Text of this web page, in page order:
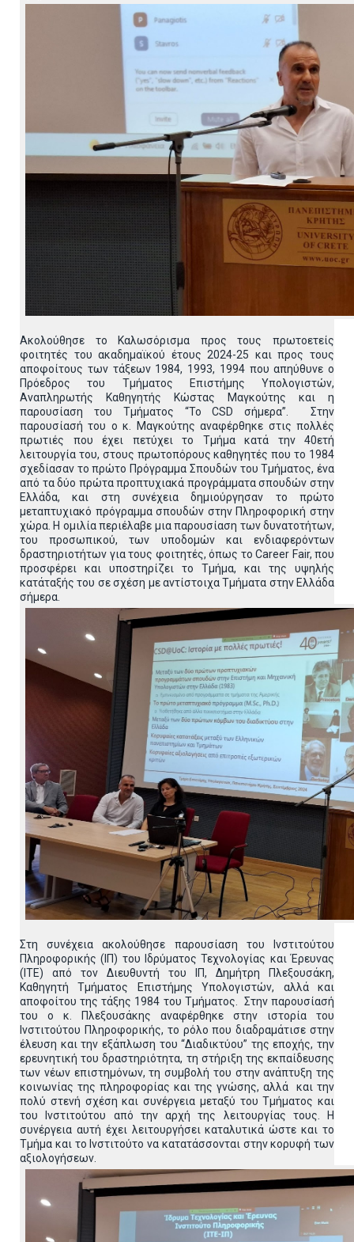
Ακολούθησε το Καλωσόρισμα προς τους πρωτοετείς
φοιτητές του ακαδημαϊκού έτους 2024-25 και προς τους
αποφοίτους των τάξεων 1984, 1993, 1994 που απηύθυνε ο
Πρόεδρος του Τμήματος Επιστήμης Υπολογιστών,
Αναπληρωτής Καθηγητής Κώστας Μαγκούτης και η
παρουσίαση του Τμήματος “Το CSD σήμερα”. Στην
παρουσίασή του ο κ. Μαγκούτης αναφέρθηκε στις πολλές
πρωτιές που έχει πετύχει το Τμήμα κατά την 40ετή
λειτουργία του, στους πρωτοπόρους καθηγητές που το 1984
σχεδίασαν το πρώτο Πρόγραμμα Σπουδών του Τμήματος, ένα
από τα δύο πρώτα προπτυχιακά προγράμματα σπουδών στην
Ελλάδα, και στη συνέχεια δημιούργησαν το πρώτο
μεταπτυχιακό πρόγραμμα σπουδών στην Πληροφορική στην
χώρα. Η ομιλία περιέλαβε μια παρουσίαση των δυνατοτήτων,
του προσωπικού, των υποδομών και ενδιαφερόντων
δραστηριοτήτων για τους φοιτητές, όπως το Career Fair, που
προσφέρει και υποστηρίζει το Τμήμα, και της υψηλής
κατάταξής του σε σχέση με αντίστοιχα Τμήματα στην Ελλάδα
σήμερα.
Στη συνέχεια ακολούθησε παρουσίαση του Ινστιτούτου
Πληροφορικής (ΙΠ) του Ιδρύματος Τεχνολογίας και Έρευνας
(ΙΤΕ) από τον Διευθυντή του ΙΠ, Δημήτρη Πλεξουσάκη,
Καθηγητή Τμήματος Επιστήμης Υπολογιστών, αλλά και
αποφοίτου της τάξης 1984 του Τμήματος. Στην παρουσίασή
του ο κ. Πλεξουσάκης αναφέρθηκε στην ιστορία του
Ινστιτούτου Πληροφορικής, το ρόλο που διαδραμάτισε στην
έλευση και την εξάπλωση του “Διαδικτύου” της εποχής, την
ερευνητική του δραστηριότητα, τη στήριξη της εκπαίδευσης
των νέων επιστημόνων, τη συμβολή του στην ανάπτυξη της
κοινωνίας της πληροφορίας και της γνώσης, αλλά και την
πολύ στενή σχέση και συνέργεια μεταξύ του Τμήματος και
του Ινστιτούτου από την αρχή της λειτουργίας τους. Η
συνέργεια αυτή έχει λειτουργήσει καταλυτικά ώστε και το
Τμήμα και το Ινστιτούτο να κατατάσσονται στην κορυφή των
αξιολογήσεων.